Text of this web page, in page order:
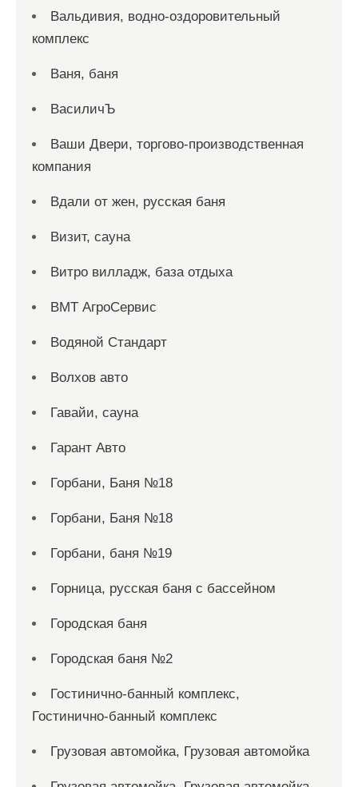
Вальдивия, водно-оздоровительный
комплекс
Ваня, баня
ВасиличЪ
Ваши Двери, торгово-производственная
компания
Вдали от жен, русская баня
Визит, сауна
Витро вилладж, база отдыха
ВМТ АгроСервис
Водяной Стандарт
Волхов авто
Гавайи, сауна
Гарант Авто
Горбани, Баня №18
Горбани, Баня №18
Горбани, баня №19
Горница, русская баня с бассейном
Городская баня
Городская баня №2
Гостинично-банный комплекс,
Гостинично-банный комплекс
Грузовая автомойка, Грузовая автомойка